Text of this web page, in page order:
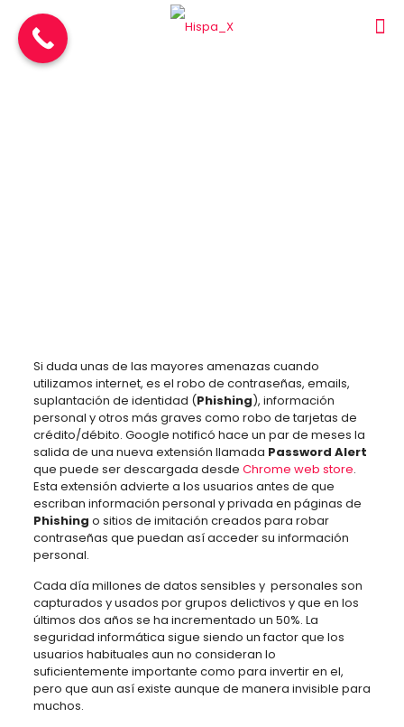
Si duda unas de las mayores amenazas cuando
utilizamos internet, es el robo de contraseñas, emails,
suplantación de identidad (Phishing), información
personal y otros más graves como robo de tarjetas de
crédito/débito. Google notificó hace un par de meses la
salida de una nueva extensión llamada Password Alert
que puede ser descargada desde Chrome web store.
Esta extensión advierte a los usuarios antes de que
escriban información personal y privada en páginas de
Phishing o sitios de imitación creados para robar
contraseñas que puedan así acceder su información
personal.
Cada día millones de datos sensibles y personales son
capturados y usados por grupos delictivos y que en los
últimos dos años se ha incrementado un 50%. La
seguridad informática sigue siendo un factor que los
usuarios habituales aun no consideran lo
suficientemente importante como para invertir en el,
pero que aun así existe aunque de manera invisible para
muchos.